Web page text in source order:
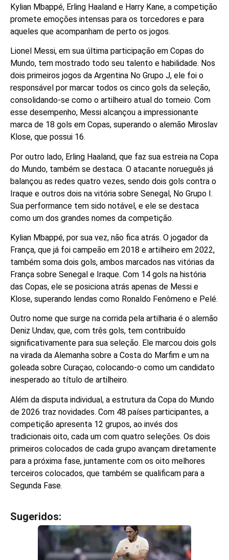
Kylian Mbappé, Erling Haaland e Harry Kane, a competição
promete emoções intensas para os torcedores e para
aqueles que acompanham de perto os jogos.
Lionel Messi, em sua última participação em Copas do
Mundo, tem mostrado todo seu talento e habilidade. Nos
dois primeiros jogos da Argentina No Grupo J, ele foi o
responsável por marcar todos os cinco gols da seleção,
consolidando-se como o artilheiro atual do torneio. Com
esse desempenho, Messi alcançou a impressionante
marca de 18 gols em Copas, superando o alemão Miroslav
Klose, que possui 16.
Por outro lado, Erling Haaland, que faz sua estreia na Copa
do Mundo, também se destaca. O atacante norueguês já
balançou as redes quatro vezes, sendo dois gols contra o
Iraque e outros dois na vitória sobre Senegal, No Grupo I.
Sua performance tem sido notável, e ele se destaca
como um dos grandes nomes da competição.
Kylian Mbappé, por sua vez, não fica atrás. O jogador da
França, que já foi campeão em 2018 e artilheiro em 2022,
também soma dois gols, ambos marcados nas vitórias da
França sobre Senegal e Iraque. Com 14 gols na história
das Copas, ele se posiciona atrás apenas de Messi e
Klose, superando lendas como Ronaldo Fenômeno e Pelé.
Outro nome que surge na corrida pela artilharia é o alemão
Deniz Undav, que, com três gols, tem contribuído
significativamente para sua seleção. Ele marcou dois gols
na virada da Alemanha sobre a Costa do Marfim e um na
goleada sobre Curaçao, colocando-o como um candidato
inesperado ao título de artilheiro.
Além da disputa individual, a estrutura da Copa do Mundo
de 2026 traz novidades. Com 48 países participantes, a
competição apresenta 12 grupos, ao invés dos
tradicionais oito, cada um com quatro seleções. Os dois
primeiros colocados de cada grupo avançam diretamente
para a próxima fase, juntamente com os oito melhores
terceiros colocados, que também se qualificam para a
Segunda Fase.
Sugeridos: